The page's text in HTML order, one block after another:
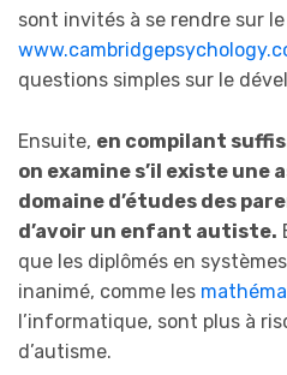
sont invités à se rendre sur le
questions simples sur le
Ensuite, en compilant
on examine s’il existe une
domaine d’études des
d’avoir un enfant autiste.
que les diplômés en
inanimé, comme les
l’informatique, sont plus à
d’autisme.